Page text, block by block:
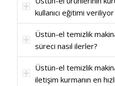
kullanıcı eğitimi
Üstün-el temizlik
süreci nasıl ilerler?
Üstün-el temizlik
iletişim kurmanın en